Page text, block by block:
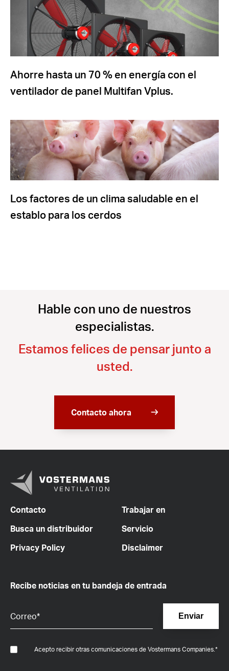
Ahorre hasta un 70 % en energía con el
ventilador de panel Multifan Vplus.
Los factores de un clima saludable en el
establo para los cerdos
Hable con uno de nuestros
especialistas.
Estamos felices de pensar junto a
usted.
Contacto ahora
Contacto
Trabajar en
Busca un distribuidor
Servicio
Privacy Policy
Disclaimer
Recibe noticias en tu bandeja de entrada
Acepto recibir otras comunicaciones de Vostermans Companies.*